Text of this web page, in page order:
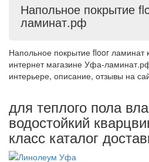
Напольное покрытие
ламинат.рф
Напольное покрытие floor ламинат
интернет магазине Уфа-
интерьере, описание, отзывы на
для теплого пола
водостойкий
класс каталог